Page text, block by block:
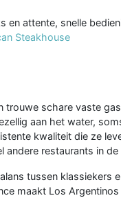
en attente, snelle
Steakhouse
trouwe schare vaste
aan het water,
kwaliteit die ze
andere restaurants in de
tussen klassiekers
maakt Los